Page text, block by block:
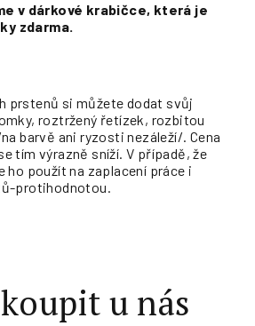
v dárkové krabičce, která je
zdarma.
prstenů si můžete dodat svůj
roztržený řetízek, rozbitou
barvě ani ryzosti nezáleží/. Cena
tím výrazně sníží. V případě, že
ho použít na zaplacení práce i
protihodnotou.
u nás